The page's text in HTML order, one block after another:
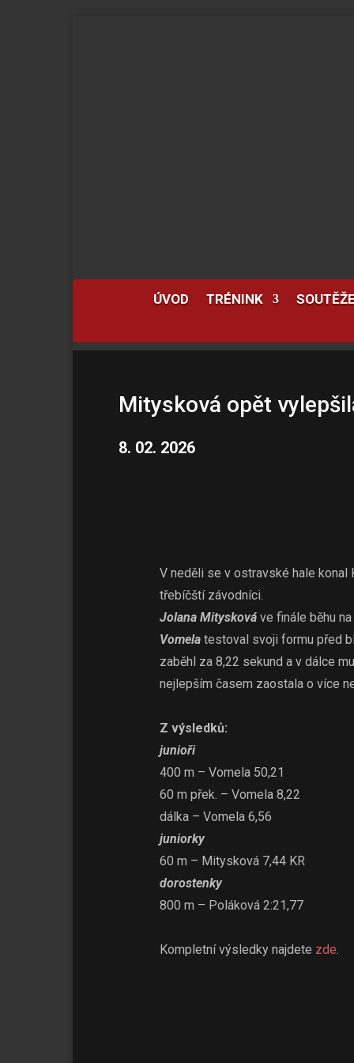
ÚVOD TRÉNINK SOUTĚŽE
Mitysková opět
8. 02. 2026
V neděli se v ostravské hale konal
třebíčští závodníci.
Jolana Mitysková ve finále běhu
Vomela testoval svoji formu před
zaběhl za 8,22 sekund a v dálce
nejlepším časem zaostala o více
Z výsledků:
junioři
400 m – Vomela 50,21
60 m přek. – Vomela 8,22
dálka – Vomela 6,56
juniorky
60 m – Mitysková 7,44 KR
dorostenky
800 m – Poláková 2:21,77
Kompletní výsledky najdete zde.